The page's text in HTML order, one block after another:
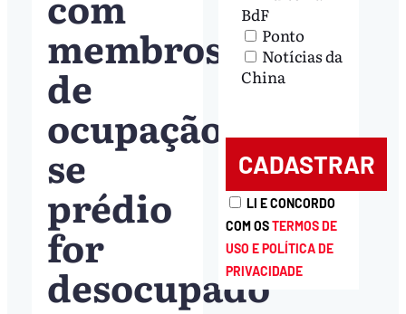
membros
de
ocupação
se
prédio
for
desocupado
BdF
Ponto
Notícias da
China
LI E CONCORDO
COM OSTERMOS DE
USO E POLÍTICA DE
PRIVACIDADE